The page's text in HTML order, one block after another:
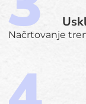
Načrtovanje